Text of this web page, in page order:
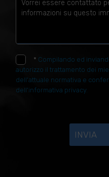
* Compilando ed
autorizzo il trattamento dei
dell'attuale normativa e
dell'informativa privacy.
INVIA